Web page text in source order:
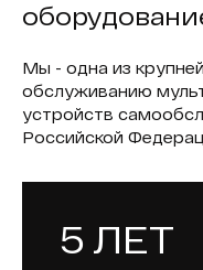
Мы - одна из
обслуживанию
устройств
Российской
5 ЛЕТ